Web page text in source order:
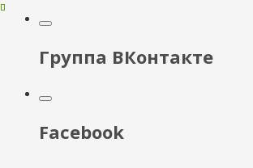
Группа ВКонтакте
Facebook